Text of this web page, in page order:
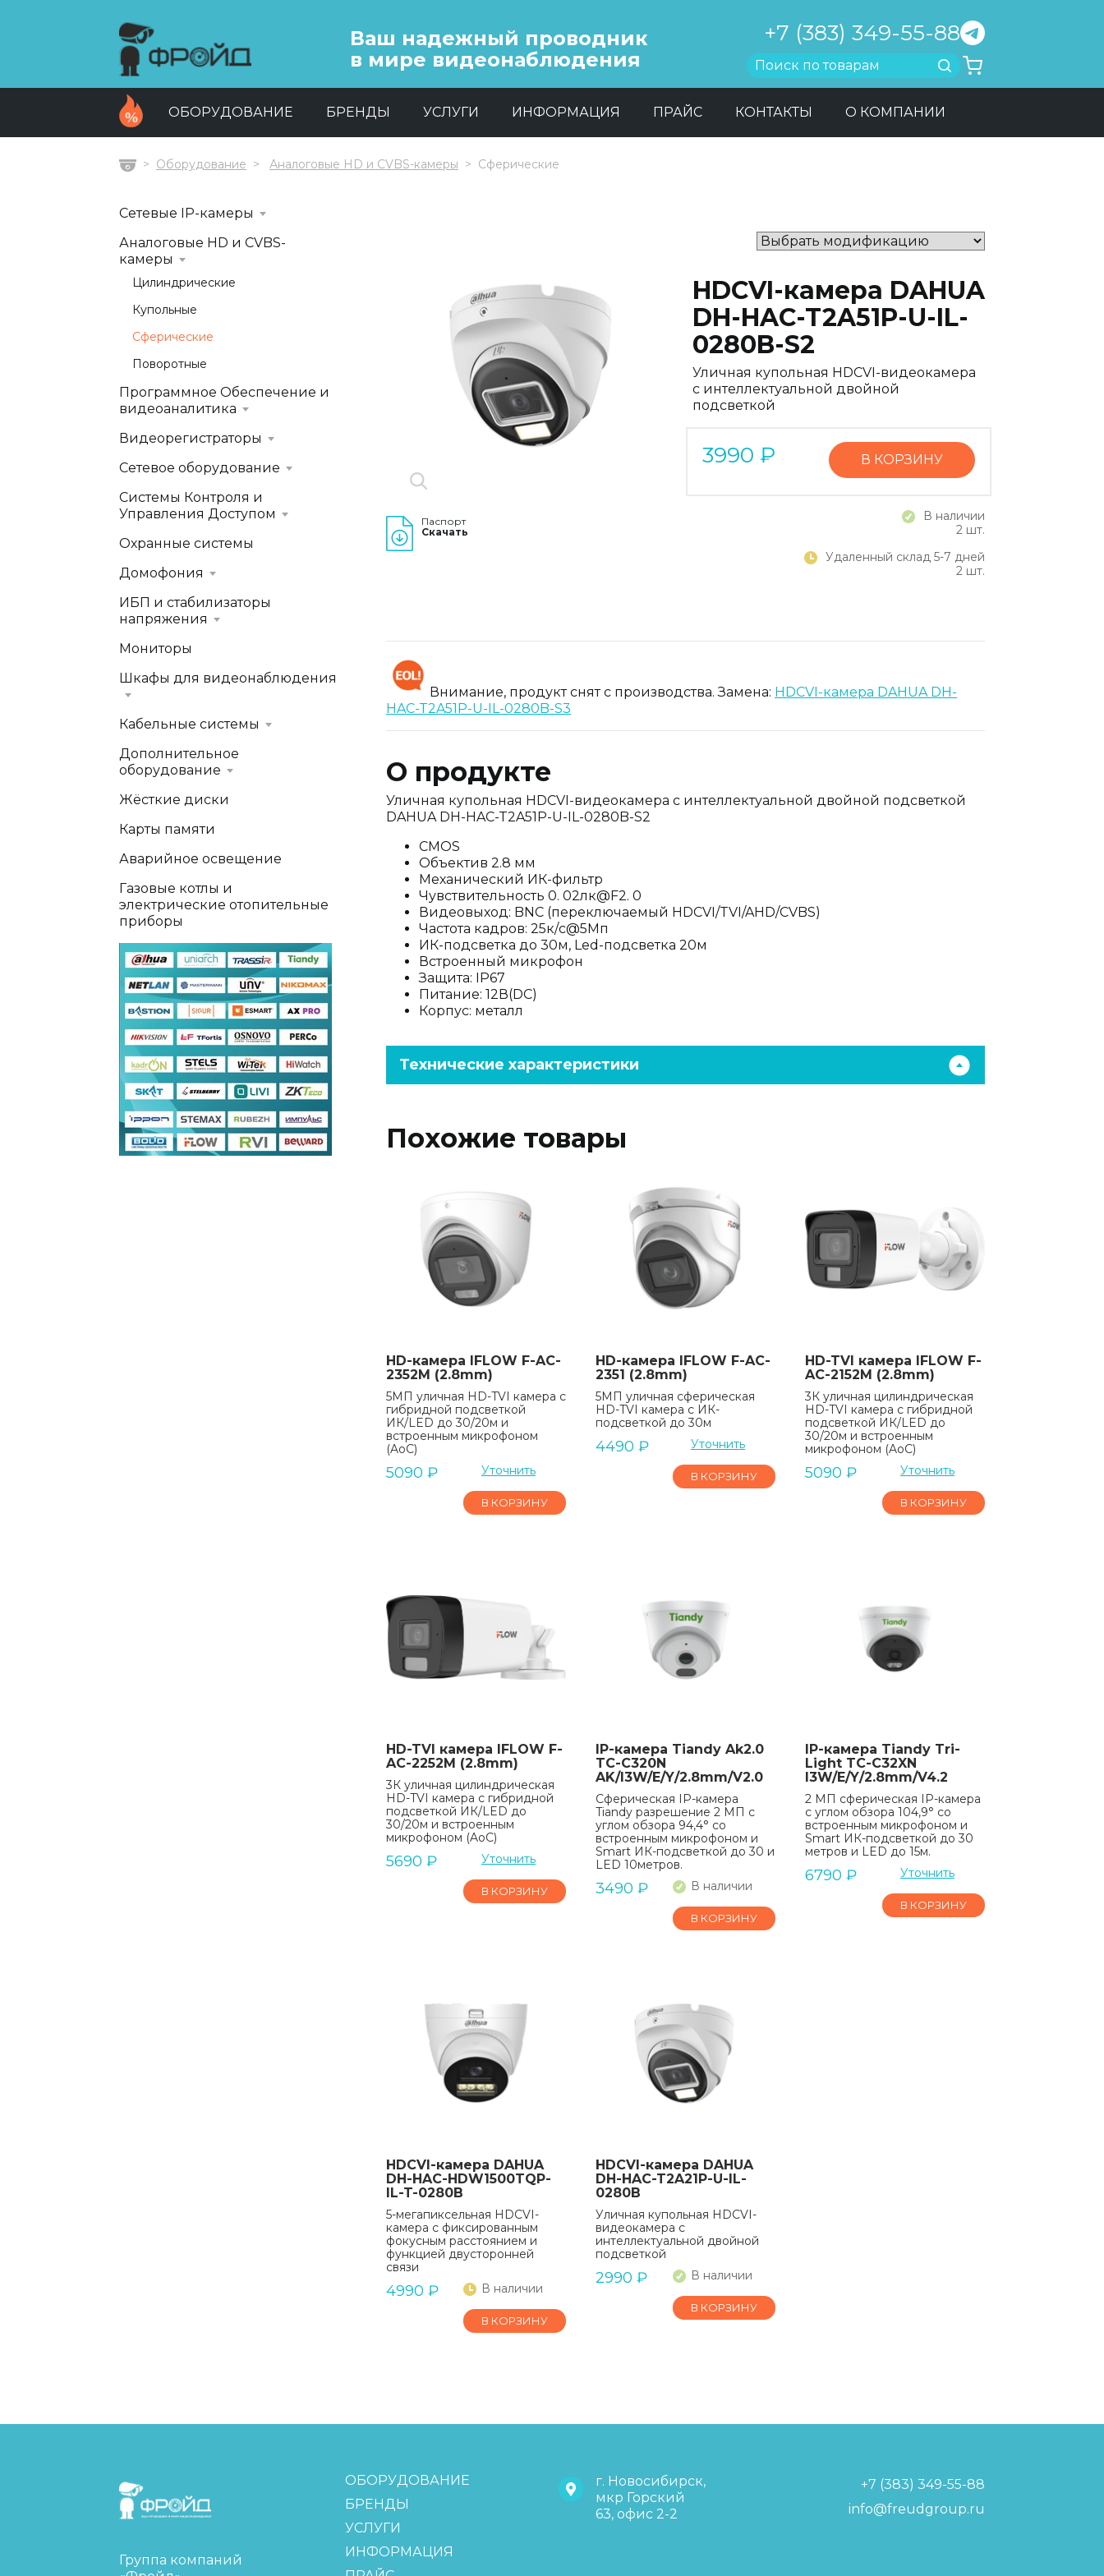
Ваш надежный проводник
в мире видеонаблюдения
+7 (383) 349-55-88
Найти
ОБОРУДОВАНИЕ БРЕНДЫ УСЛУГИ ИНФОРМАЦИЯ ПРАЙС КОНТАКТЫ О КОМПАНИИ
ГлавнаяОборудование Аналоговые HD и CVBS-камеры Сферические
Паспорт
Скачать
HDCVI-камера DAHUA
DH-HAC-T2A51P-U-IL-
0280B-S2
Уличная купольная HDCVI-видеокамера
с интеллектуальной двойной
подсветкой
3990 ₽ В КОРЗИНУ
В наличии
2 шт.
Удаленный склад 5-7 дней
2 шт.
Внимание, продукт снят с производства. Замена: HDCVI-камера DAHUA DH-
HAC-T2A51P-U-IL-0280B-S3
О продукте
Уличная купольная HDCVI-видеокамера с интеллектуальной двойной подсветкой
DAHUA DH-HAC-T2A51P-U-IL-0280B-S2
CMOS
Объектив 2.8 мм
Механический ИК-фильтр
Чувствительность 0. 02лк@F2. 0
Видеовыход: BNC (переключаемый HDCVI/TVI/AHD/CVBS)
Частота кадров: 25к/c@5Мп
ИК-подсветка до 30м, Led-подсветка 20м
Встроенный микрофон
Защита: IP67
Питание: 12В(DC)
Корпус: металл
Технические характеристики
Похожие товары
HD-камера IFLOW F-AC-
2352M (2.8mm)
5МП уличная HD-TVI камера с
гибридной подсветкой
ИК/LED до 30/20м и
встроенным микрофоном
(AoC)
5090 ₽ Уточнить
В КОРЗИНУ
HD-камера IFLOW F-AC-
2351 (2.8mm)
5МП уличная сферическая
HD-TVI камера с ИК-
подсветкой до 30м
4490 ₽ Уточнить
В КОРЗИНУ
HD-TVI камера IFLOW F-
AC-2152M (2.8mm)
3К уличная цилиндрическая
HD-TVI камера с гибридной
подсветкой ИК/LED до
30/20м и встроенным
микрофоном (AoC)
5090 ₽ Уточнить
В КОРЗИНУ
HD-TVI камера IFLOW F-
AC-2252M (2.8mm)
3К уличная цилиндрическая
HD-TVI камера с гибридной
подсветкой ИК/LED до
30/20м и встроенным
микрофоном (AoC)
5690 ₽ Уточнить
В КОРЗИНУ
IP-камера Tiandy Ak2.0
TC-C320N
AK/I3W/E/Y/2.8mm/V2.0
Сферическая IP-камера
Tiandy разрешение 2 МП с
углом обзора 94,4° со
встроенным микрофоном и
Smart ИК-подсветкой до 30 и
LED 10метров.
3490 ₽ В наличии
В КОРЗИНУ
IP-камера Tiandy Tri-
Light TC-C32XN
I3W/E/Y/2.8mm/V4.2
2 МП сферическая IP-камера
с углом обзора 104,9° со
встроенным микрофоном и
Smart ИК-подсветкой до 30
метров и LED до 15м.
6790 ₽ Уточнить
В КОРЗИНУ
HDCVI-камера DAHUA
DH-HAC-HDW1500TQP-
IL-T-0280B
5-мегапиксельная HDCVI-
камера с фиксированным
фокусным расстоянием и
функцией двусторонней
связи
4990 ₽ В наличии
В КОРЗИНУ
HDCVI-камера DAHUA
DH-HAC-T2A21P-U-IL-
0280B
Уличная купольная HDCVI-
видеокамера с
интеллектуальной двойной
подсветкой
2990 ₽ В наличии
В КОРЗИНУ
Сетевые IP-камеры
Аналоговые HD и CVBS-
камеры
Цилиндрические
Купольные
Сферические
Поворотные
Программное Обеспечение и
видеоаналитика
Видеорегистраторы
Сетевое оборудование
Системы Контроля и
Управления Доступом
Охранные системы
Домофония
ИБП и стабилизаторы
напряжения
Мониторы
Шкафы для видеонаблюдения
Кабельные системы
Дополнительное
оборудование
Жёсткие диски
Карты памяти
Аварийное освещение
Газовые котлы и
электрические отопительные
приборы
FreudGroup
Группа компаний
ОБОРУДОВАНИЕ
БРЕНДЫ
УСЛУГИ
ИНФОРМАЦИЯ
г. Новосибирск,
мкр Горский
63, офис 2-2
+7 (383) 349-55-88
info@freudgroup.ru